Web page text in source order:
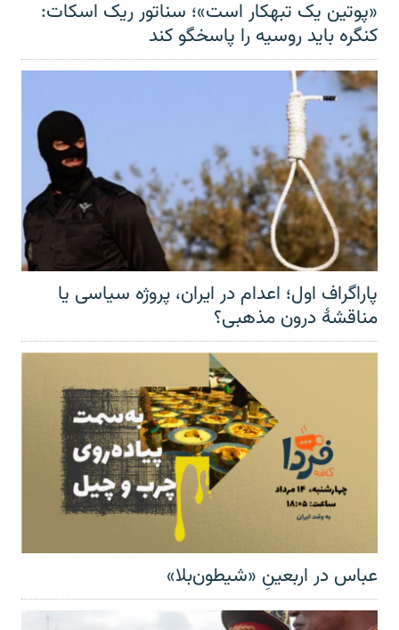
«پوتین یک تبهکار است»؛ سناتور ریک اسکات:
کنگره باید روسیه را پاسخگو کند
پاراگراف اول؛ اعدام در ایران، پروژه سیاسی یا
مناقشهٔ درون مذهبی؟
عباس در اربعینِ «شیطون‌بلا»